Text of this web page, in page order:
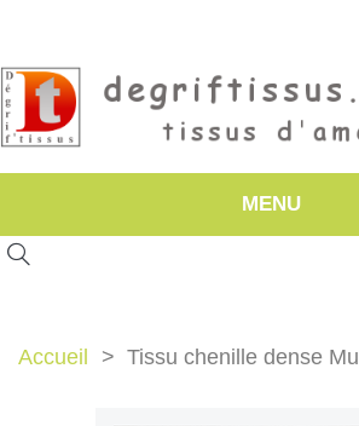
MENU
Accueil Tissu chenille dense